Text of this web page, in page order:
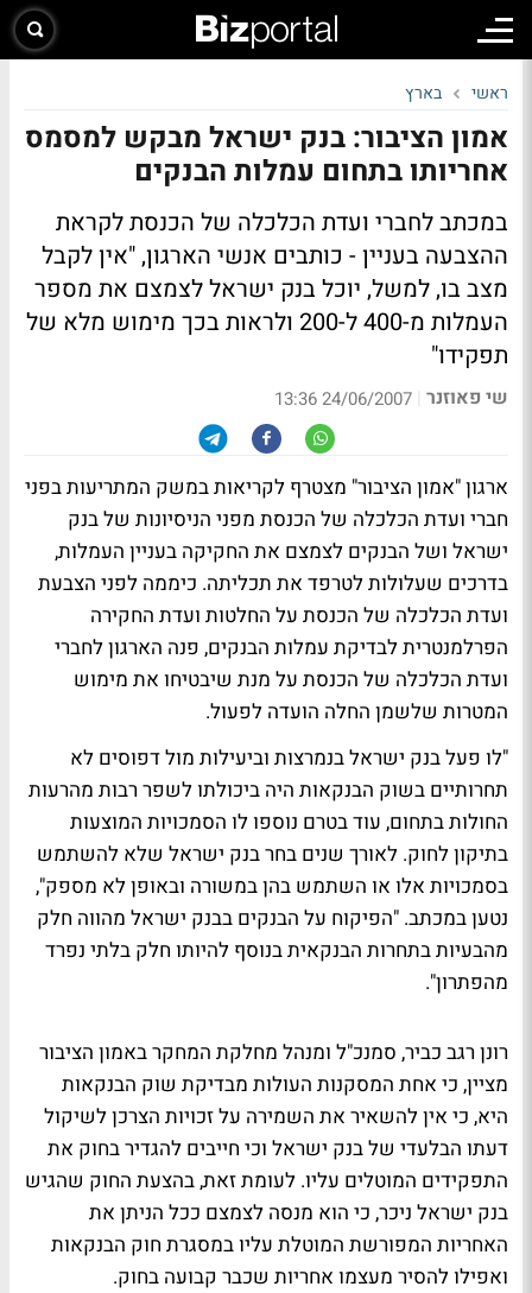
ראשי בארץ
אמון הציבור: בנק ישראל מבקש למסמס
אחריותו בתחום עמלות הבנקים
במכתב לחברי ועדת הכלכלה של הכנסת לקראת
ההצבעה בעניין - כותבים אנשי הארגון, "אין לקבל
מצב בו, למשל, יוכל בנק ישראל לצמצם את מספר
העמלות מ-400 ל-200 ולראות בכך מימוש מלא של
תפקידו"
שי פאוזנר |
24/06/2007 13:36
ארגון "אמון הציבור" מצטרף לקריאות במשק המתריעות בפני
חברי ועדת הכלכלה של הכנסת מפני הניסיונות של בנק
ישראל ושל הבנקים לצמצם את החקיקה בעניין העמלות,
בדרכים שעלולות לטרפד את תכליתה. כיממה לפני הצבעת
ועדת הכלכלה של הכנסת על החלטות ועדת החקירה
הפרלמנטרית לבדיקת עמלות הבנקים, פנה הארגון לחברי
ועדת הכלכלה של הכנסת על מנת שיבטיחו את מימוש
המטרות שלשמן החלה הועדה לפעול.
"לו פעל בנק ישראל בנמרצות וביעילות מול דפוסים לא
תחרותיים בשוק הבנקאות היה ביכולתו לשפר רבות מהרעות
החולות בתחום, עוד בטרם נוספו לו הסמכויות המוצעות
בתיקון לחוק. לאורך שנים בחר בנק ישראל שלא להשתמש
בסמכויות אלו או השתמש בהן במשורה ובאופן לא מספק",
נטען במכתב. "הפיקוח על הבנקים בבנק ישראל מהווה חלק
מהבעיות בתחרות הבנקאית בנוסף להיותו חלק בלתי נפרד
מהפתרון".
רונן רגב כביר, סמנכ"ל ומנהל מחלקת המחקר באמון הציבור
מציין, כי אחת המסקנות העולות מבדיקת שוק הבנקאות
היא, כי אין להשאיר את השמירה על זכויות הצרכן לשיקול
דעתו הבלעדי של בנק ישראל וכי חייבים להגדיר בחוק את
התפקידים המוטלים עליו. לעומת זאת, בהצעת החוק שהגיש
בנק ישראל ניכר, כי הוא מנסה לצמצם ככל הניתן את
האחריות המפורשת המוטלת עליו במסגרת חוק הבנקאות
ואפילו להסיר מעצמו אחריות שכבר קבועה בחוק.